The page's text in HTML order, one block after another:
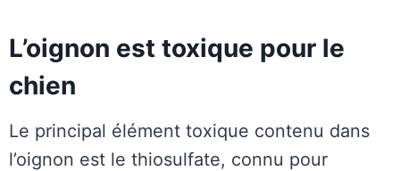
L’oignon est toxique pour le
chien
Le principal élément toxique contenu dans
l’oignon est le thiosulfate, connu pour